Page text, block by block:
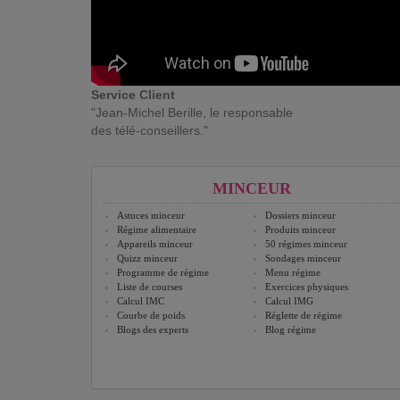
Service Client
"Jean-Michel Berille, le responsable
des télé-conseillers."
MINCEUR
Astuces minceur
Dossiers minceur
Régime alimentaire
Produits minceur
Appareils minceur
50 régimes minceur
Quizz minceur
Sondages minceur
Programme de régime
Menu régime
Liste de courses
Exercices physiques
Calcul IMC
Calcul IMG
Courbe de poids
Réglette de régime
Blogs des experts
Blog régime